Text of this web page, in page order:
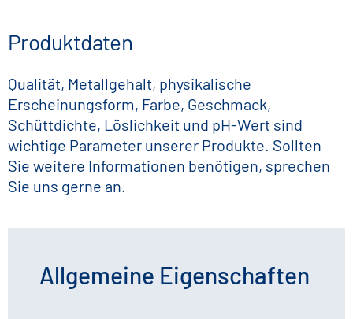
Produktdaten
Qualität, Metallgehalt, physikalische
Erscheinungsform, Farbe, Geschmack,
Schüttdichte, Löslichkeit und pH-Wert sind
wichtige Parameter unserer Produkte. Sollten
Sie weitere Informationen benötigen, sprechen
Sie uns gerne an.
Allgemeine Eigenschaften